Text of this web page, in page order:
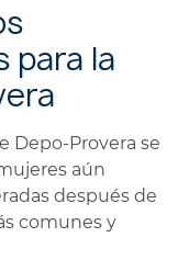
para la
Depo-Provera se
aún
después de
comunes y